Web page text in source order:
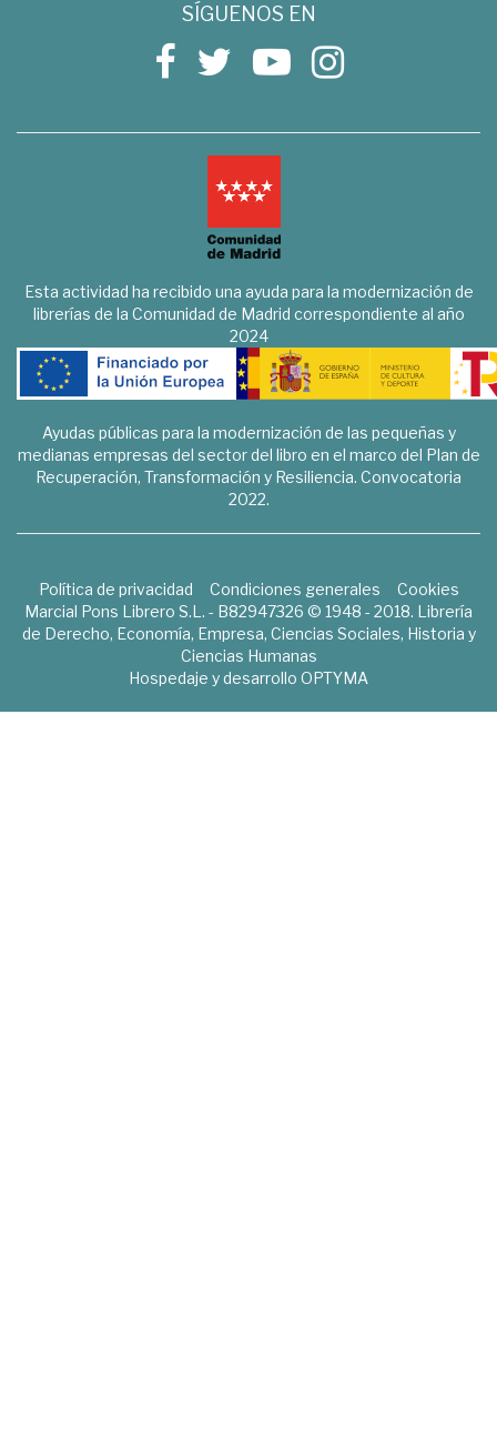
SÍGUENOS EN
Esta actividad ha recibido una ayuda para la modernización de
librerías de la Comunidad de Madrid correspondiente al año
2024
Ayudas públicas para la modernización de las pequeñas y
medianas empresas del sector del libro en el marco del Plan de
Recuperación, Transformación y Resiliencia. Convocatoria
2022.
Política de privacidad Condiciones generales
Cookies
Marcial Pons Librero S.L. - B82947326 © 1948 - 2018. Librería
de Derecho, Economía, Empresa, Ciencias Sociales, Historia y
Ciencias Humanas
Hospedaje y desarrollo OPTYMA